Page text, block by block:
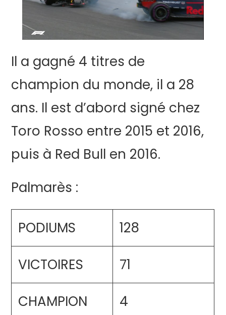
Il a gagné 4 titres de
champion du monde, il a 28
ans. Il est d’abord signé chez
Toro Rosso entre 2015 et 2016,
puis à Red Bull en 2016.
Palmarès :
PODIUMS 128
VICTOIRES 71
CHAMPION
4